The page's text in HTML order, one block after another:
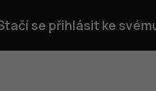
se přihlásit ke